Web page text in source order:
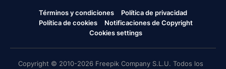
Términos y condiciones
Política de privacidad
Política de cookies
Notificaciones de Copyright
Cookies settings
Copyright © 2010-2026 Freepik Company S.L.U. Todos los